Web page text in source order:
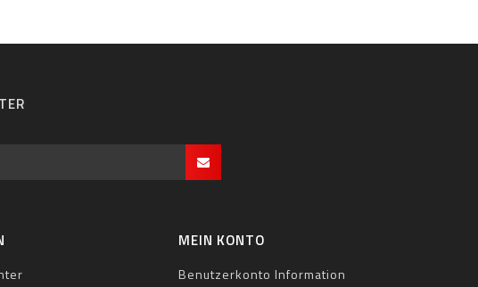
MEIN KONTO
Benutzerkonto Information